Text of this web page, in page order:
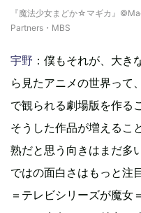
『魔法少女まどか☆マギカ』
Partners・MBS
宇野 ：僕もそれが、大き
ら見たアニメの世界って
で観られる劇場版を作る
そうした作品が増えるこ
熟だと思う向きはまだ多
ではの面白さはもっと注
＝テレビシリーズが魔女